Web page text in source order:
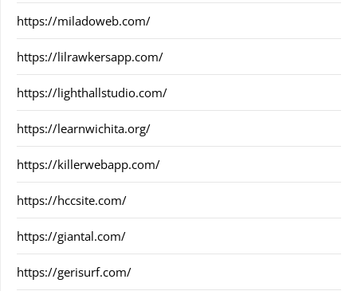
https://miladoweb.com/
https://lilrawkersapp.com/
https://lighthallstudio.com/
https://learnwichita.org/
https://killerwebapp.com/
https://hccsite.com/
https://giantal.com/
https://gerisurf.com/